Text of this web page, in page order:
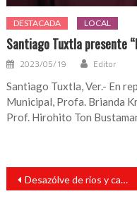
DESTACADA LOCAL
Santiago Tuxtla presente
2023/05/19 Editor
Santiago Tuxtla, Ver.- En
Municipal, Profa. Brianda
Prof. Hirohito Ton
Navegación
entradas
Desazólve de rios y causes en la Loc. El Progreso de Majahual